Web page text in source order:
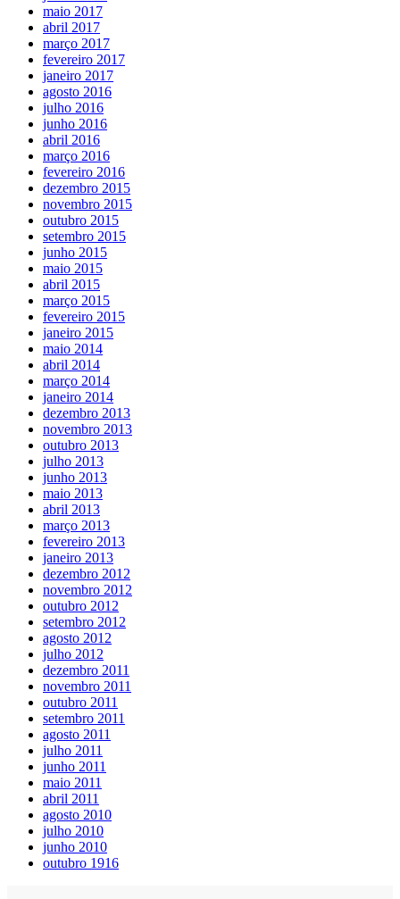
maio 2017
abril 2017
março 2017
fevereiro 2017
janeiro 2017
agosto 2016
julho 2016
junho 2016
abril 2016
março 2016
fevereiro 2016
dezembro 2015
novembro 2015
outubro 2015
setembro 2015
junho 2015
maio 2015
abril 2015
março 2015
fevereiro 2015
janeiro 2015
maio 2014
abril 2014
março 2014
janeiro 2014
dezembro 2013
novembro 2013
outubro 2013
julho 2013
junho 2013
maio 2013
abril 2013
março 2013
fevereiro 2013
janeiro 2013
dezembro 2012
novembro 2012
outubro 2012
setembro 2012
agosto 2012
julho 2012
dezembro 2011
novembro 2011
outubro 2011
setembro 2011
agosto 2011
julho 2011
junho 2011
maio 2011
abril 2011
agosto 2010
julho 2010
junho 2010
outubro 1916